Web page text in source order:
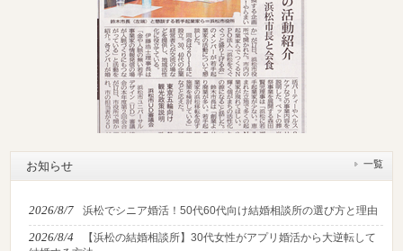
お知らせ 一覧
2026/8/7 浜松でシニア婚活！50代60代向け結婚相談所の選び方と理由
2026/8/4
【浜松の結婚相談所】30代女性がアプリ婚活から大逆転して